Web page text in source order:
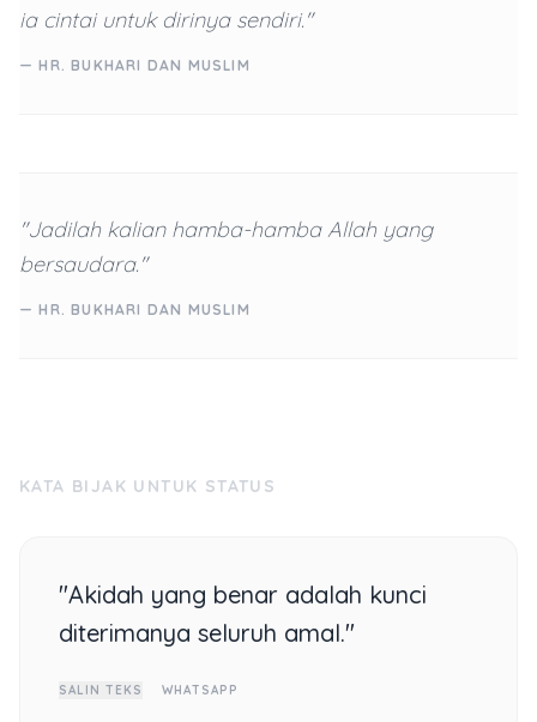
ia cintai untuk dirinya sendiri."
— HR. BUKHARI DAN MUSLIM
"Jadilah kalian hamba-hamba Allah yang
bersaudara."
— HR. BUKHARI DAN MUSLIM
KATA BIJAK UNTUK STATUS
"Akidah yang benar adalah kunci
diterimanya seluruh amal."
SALIN TEKS WHATSAPP